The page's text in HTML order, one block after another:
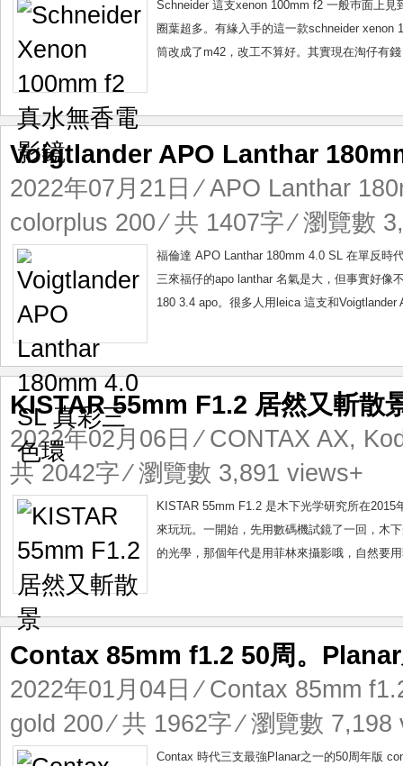
Schneider 這支xenon 100mm f2 一般巿面上
圈葉超多。有緣入手的這一款schneider xenon
筒改成了m42，改工不算好。其實現在淘仔有
Voigtlander APO Lanthar
2022年07月21日 ⁄APO Lanthar
colorplus 200⁄ 共 1407字 ⁄ 瀏覽數
福倫達 APO Lanthar 180mm 4.0 SL 在單反時
三來福仔的apo lanthar 名氣是大，但事實好像
180 3.4 apo。很多人用leica 這支和
KISTAR 55mm F1.2 居然又斬散
2022年02月06日 ⁄ CONTAX AX,
共 2042字 ⁄ 瀏覽數 3,891 views+
KISTAR 55mm F1.2 是木下光学研究所在
來玩玩。一開始，先用數碼機試鏡了一回，木
的光學，那個年代是用菲林來攝影哦，自然要
Contax 85mm f1.2 50周。
2022年01月04日 ⁄ Contax 85mm
gold 200⁄ 共 1962字 ⁄ 瀏覽數 7,198
Contax 時代三支最強Planar之一的50周年版